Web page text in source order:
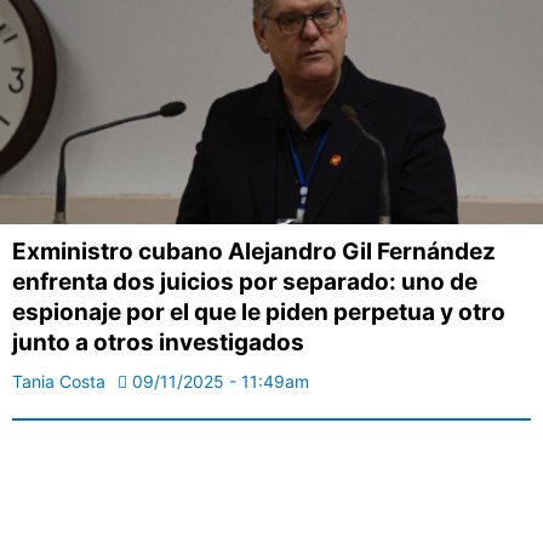
Exministro cubano Alejandro Gil Fernández
enfrenta dos juicios por separado: uno de
espionaje por el que le piden perpetua y otro
junto a otros investigados
Tania Costa 09/11/2025 - 11:49am